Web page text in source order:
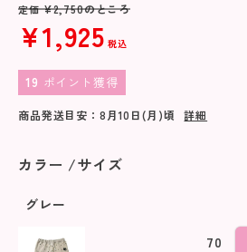
定価 ¥2,750のところ
¥1,925 税込
19 ポイント獲得
商品発送目安： 8月10日(月)頃 詳細
カラー サイズ
グレー
70